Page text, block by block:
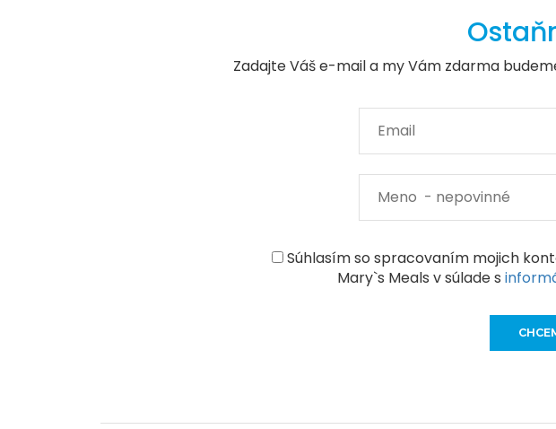
Zadajte Váš e-mail a my Vám zdarma
Súhlasím so spracovaním mojich
Mary`s Meals v súlade s